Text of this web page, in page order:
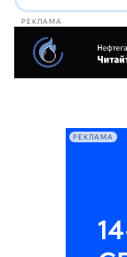
РЕКЛАМА
РЕКЛАМА